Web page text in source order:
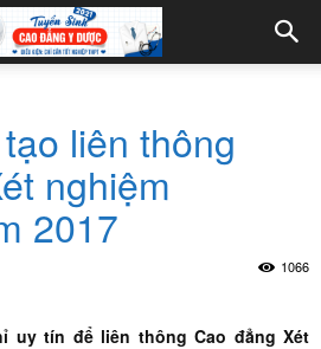
liên thông
nghiệm
2017
1066
uy tín để liên thông Cao đẳng Xét